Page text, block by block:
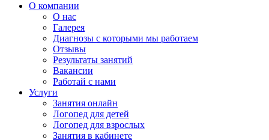
О компании
О нас
Галерея
Диагнозы с которыми мы работаем
Отзывы
Результаты занятий
Вакансии
Работай с нами
Услуги
Занятия онлайн
Логопед для детей
Логопед для взрослых
Занятия в кабинете